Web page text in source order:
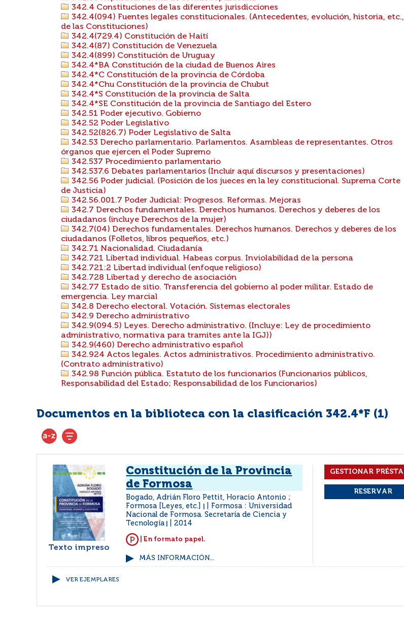
342.4 Constituciones de las diferentes jurisdicciones
342.4(094) Fuentes legales constitucionales. (Antecedentes, evolución, historia, etc.,
de las Constituciones)
342.4(729.4) Constitución de Haití
342.4(87) Constitución de Venezuela
342.4(899) Constitución de Uruguay
342.4*BA Constitución de la ciudad de Buenos Aires
342.4*C Constitución de la provincia de Córdoba
342.4*Chu Constitución de la provincia de Chubut
342.4*S Constitución de la provincia de Salta
342.4*SE Constitución de la provincia de Santiago del Estero
342.51 Poder ejecutivo. Gobierno
342.52 Poder Legislativo
342.52(826.7) Poder Legislativo de Salta
342.53 Derecho parlamentario. Parlamentos. Asambleas de representantes. Otros
órganos que ejercen el Poder Supremo
342.537 Procedimiento parlamentario
342.537.6 Debates parlamentarios (Incluir aquí discursos y presentaciones)
342.56 Poder judicial. (Posición de los jueces en la ley constitucional. Suprema Corte
de Justicia)
342.56.001.7 Poder Judicial: Progresos. Reformas. Mejoras
342.7 Derechos fundamentales. Derechos humanos. Derechos y deberes de los
ciudadanos (incluye Derechos de la mujer)
342.7(04) Derechos fundamentales. Derechos humanos. Derechos y deberes de los
ciudadanos (Folletos, libros pequeños, etc.)
342.71 Nacionalidad. Ciudadanía
342.721 Libertad individual. Habeas corpus. Inviolabilidad de la persona
342.721:2 Libertad individual (enfoque religioso)
342.728 Libertad y derecho de asociación
342.77 Estado de sitio. Transferencia del gobierno al poder militar. Estado de
emergencia. Ley marcial
342.8 Derecho electoral. Votación. Sistemas electorales
342.9 Derecho administrativo
342.9(094.5) Leyes. Derecho administrativo. (Incluye: Ley de procedimiento
administrativo, normativa para tramites ante la IGJ))
342.9(460) Derecho administrativo español
342.924 Actos legales. Actos administrativos. Procedimiento administrativo.
(Contrato administrativo)
342.98 Función pública. Estatuto de los funcionarios (Funcionarios públicos,
Responsabilidad del Estado; Responsabilidad de los Funcionarios)
Documentos en la biblioteca con la clasificación 342.4*F (1)
Texto impreso
Constitución de la Provincia
de Formosa
Bogado, Adrián Floro Pettit, Horacio Antonio ;
Formosa [Leyes, etc.]
Formosa : Universidad
Nacional de Formosa. Secretaría de Ciencia y
Tecnología
2014
| En formato papel.
MÁS INFORMACIÓN...
VER EJEMPLARES